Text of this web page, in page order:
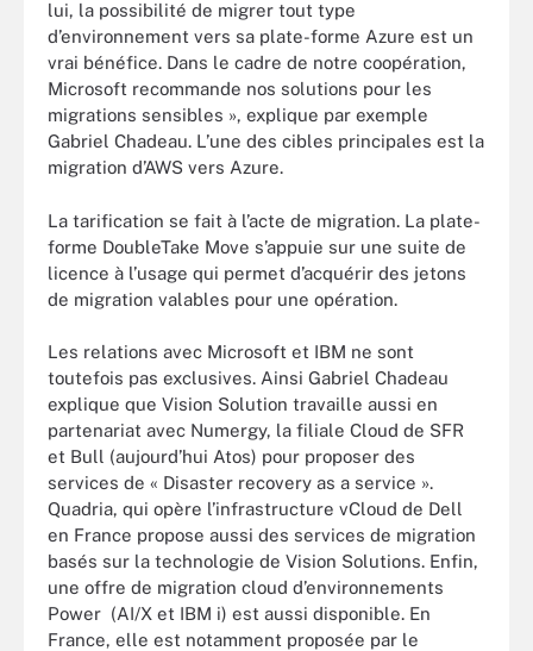
lui, la possibilité de migrer tout type
d’environnement vers sa plate-forme Azure est un
vrai bénéfice. Dans le cadre de notre coopération,
Microsoft recommande nos solutions pour les
migrations sensibles », explique par exemple
Gabriel Chadeau. L’une des cibles principales est la
migration d’AWS vers Azure.
La tarification se fait à l’acte de migration. La plate-
forme DoubleTake Move s’appuie sur une suite de
licence à l’usage qui permet d’acquérir des jetons
de migration valables pour une opération.
Les relations avec Microsoft et IBM ne sont
toutefois pas exclusives. Ainsi Gabriel Chadeau
explique que Vision Solution travaille aussi en
partenariat avec Numergy, la filiale Cloud de SFR
et Bull (aujourd’hui Atos) pour proposer des
services de « Disaster recovery as a service ».
Quadria, qui opère l’infrastructure vCloud de Dell
en France propose aussi des services de migration
basés sur la technologie de Vision Solutions. Enfin,
une offre de migration cloud d’environnements
Power (AI/X et IBM i) est aussi disponible. En
France, elle est notamment proposée par le